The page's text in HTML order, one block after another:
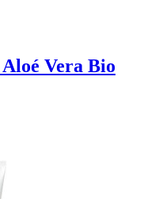
Vera Bio